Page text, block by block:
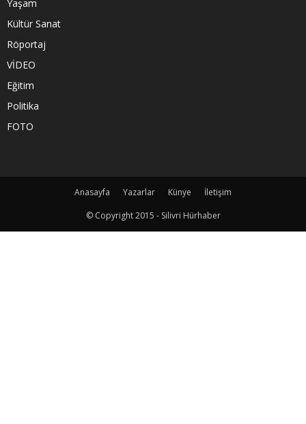
Yaşam
Kültür Sanat
Röportaj
VİDEO
Eğitim
Politika
FOTO
Anasayfa Yazarlar Künye
İletişim
© Copyright 2015 - Silivri Hürhaber